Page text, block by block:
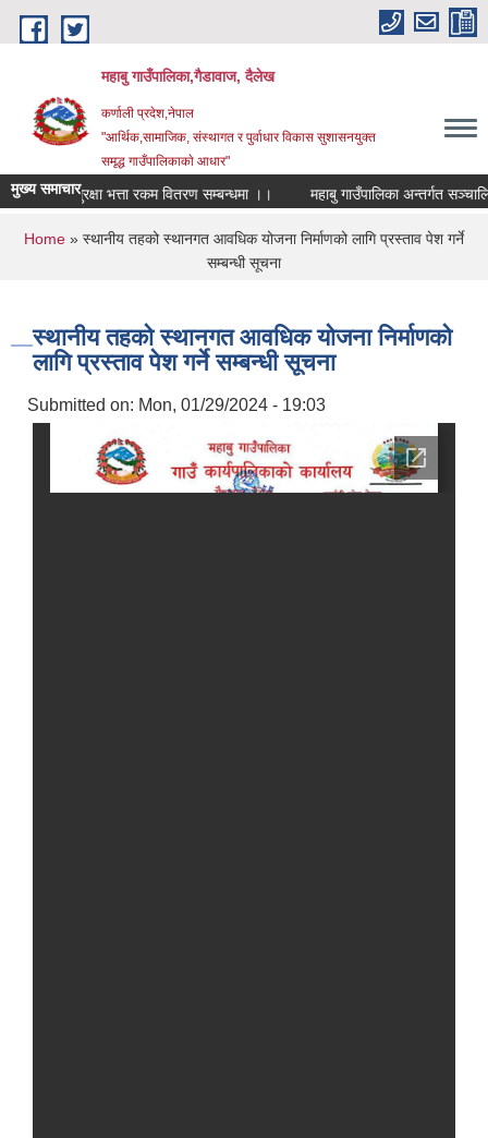
Skip to main content
महाबु गाउँपालिका,गैडावाज, दैलेख
कर्णाली प्रदेश,नेपाल
"आर्थिक,सामाजिक, संस्थागत र पुर्वाधार विकास सुशासनयुक्त
समृद्ध गाउँपालिकाकाे आधार"
मुख्य समाचारसुरक्षा भत्ता रकम वितरण सम्बन्धमा ।। महाबु गाउँपालिका
You are here
Home » स्थानीय तहको स्थानगत आवधिक योजना निर्माणको लागि प्रस्ताव पेश गर्ने
सम्बन्धी सूचना
स्थानीय तहको स्थानगत आवधिक योजना निर्माणको
लागि प्रस्ताव पेश गर्ने सम्बन्धी सूचना
Submitted on: Mon, 01/29/2024 - 19:03